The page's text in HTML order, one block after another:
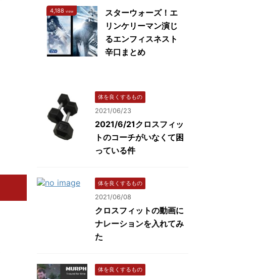
4,188 view
スターウォーズ！エ
リンケリーマン演じ
るエンフィスネスト
辛口まとめ
体を良くするもの
2021/06/23
2021/6/21クロスフィッ
トのコーチがいなくて困
っている件
体を良くするもの
2021/06/08
クロスフィットの動画に
ナレーションを入れてみ
た
体を良くするもの